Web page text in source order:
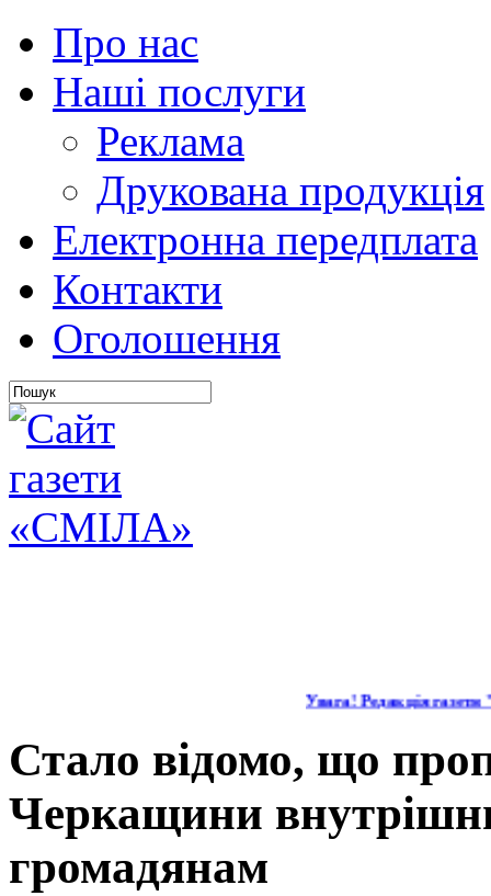
Про нас
Наші послуги
Реклама
Друкована продукція
Електронна передплата
Контакти
Оголошення
Увага! Редакція газети
Стало відомо, що
Черкащини
громадянам